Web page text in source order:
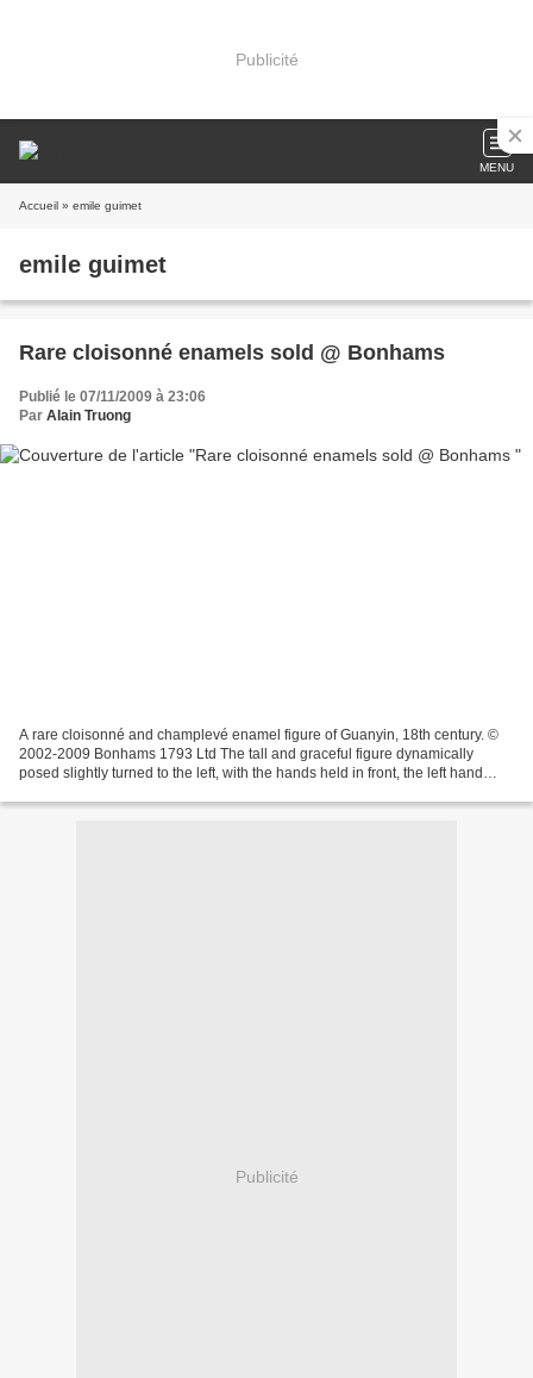
Publicité
MENU
Accueil » emile guimet
emile guimet
Rare cloisonné enamels sold @ Bonhams
Publié le 07/11/2009 à 23:06
Par Alain Truong
A rare cloisonné and champlevé enamel figure of Guanyin, 18th century. ©
2002-2009 Bonhams 1793 Ltd The tall and graceful figure dynamically
posed slightly turned to the left, with the hands held in front, the left hand
Publicité